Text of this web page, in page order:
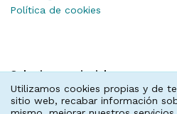
Política de cookies
Colegios provinciales
Almería,Cádiz,Córdoba,
Utilizamos cookies propias y de
sitio web, recabar información